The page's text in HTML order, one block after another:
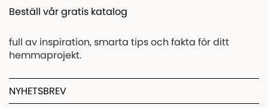
Beställ vår gratis katalog
full av inspiration, smarta tips och fakta för ditt
hemmaprojekt.
NYHETSBREV